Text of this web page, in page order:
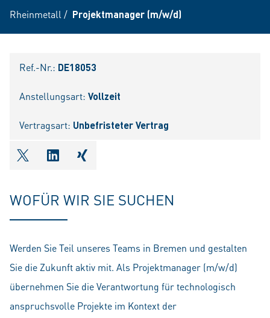
Rheinmetall / Projektmanager (m/w/d)
Ref.-Nr.: DE18053
Anstellungsart: Vollzeit
Vertragsart: Unbefristeter Vertrag
shareOntwitter
shareOnlinkedIn
shareOnxing
WOFÜR WIR SIE SUCHEN
Werden Sie Teil unseres Teams in Bremen und gestalten
Sie die Zukunft aktiv mit. Als Projektmanager (m/w/d)
übernehmen Sie die Verantwortung für technologisch
anspruchsvolle Projekte im Kontext der